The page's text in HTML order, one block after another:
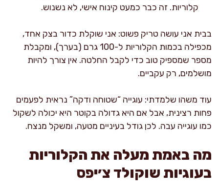
קלוריות. זה כבר כמעט קינוח אישי, לא נשנוש.
בבית אני עושה טריק פשוט: אני שוקלת כדור בצק אחד,
מכפילה בכמות הקלוריות ל-100 גרם (בערך), ומקבלת
מספר שמספיק טוב כדי לקבל החלטה. אין צורך להיות
מושלמים, רק עקביים.
עוד משהו שלמדתי: עוגייה “שטוחה ודקה” נראית לפעמים
פחות רצינית, אבל אם היא גדולה בקוטר היא יכולה לשקול
כמו עוגייה עבה. לכן גודל בעיניים מטעה, ומשקל מנצח.
מה באמת מעלה את הקלוריות
בעוגיות שוקולד צ׳יפס